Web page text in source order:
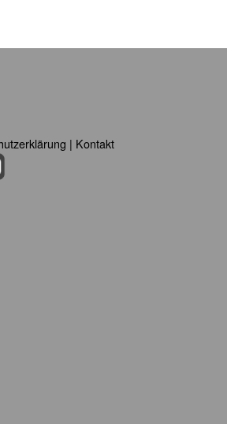
| Kontakt